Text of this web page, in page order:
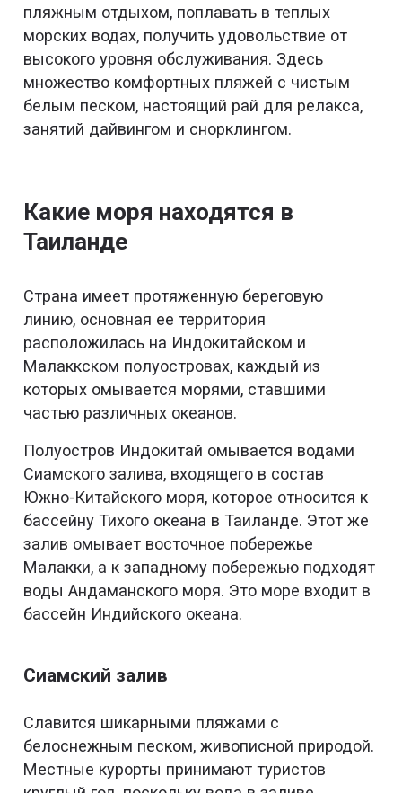
пляжным отдыхом, поплавать в теплых
морских водах, получить удовольствие от
высокого уровня обслуживания. Здесь
множество комфортных пляжей с чистым
белым песком, настоящий рай для релакса,
занятий дайвингом и снорклингом.
Какие моря находятся в
Таиланде
Страна имеет протяженную береговую
линию, основная ее территория
расположилась на Индокитайском и
Малаккском полуостровах, каждый из
которых омывается морями, ставшими
частью различных океанов.
Полуостров Индокитай омывается водами
Сиамского залива, входящего в состав
Южно-Китайского моря, которое относится к
бассейну Тихого океана в Таиланде. Этот же
залив омывает восточное побережье
Малакки, а к западному побережью подходят
воды Андаманского моря. Это море входит в
бассейн Индийского океана.
Сиамский залив
Славится шикарными пляжами с
белоснежным песком, живописной природой.
Местные курорты принимают туристов